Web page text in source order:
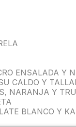
ENSALADA Y
CALDO Y
NARANJA Y
BLANCO Y